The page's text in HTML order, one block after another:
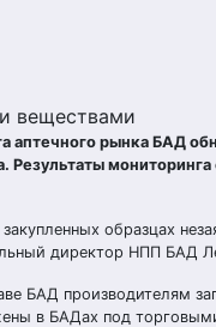
веществами
аптечного рынка БАД
мониторинга
образцах
директор НПП БАД
БАД производителям
в БАДах под